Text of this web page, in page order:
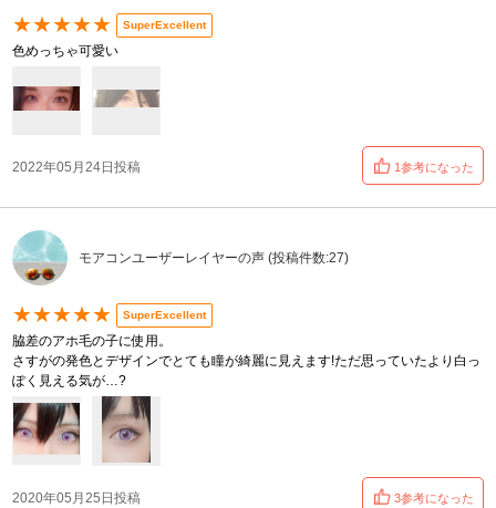
★★★★★ SuperExcellent
色めっちゃ可愛い
2022年05月24日投稿 1参考になった
モアコンユーザーレイヤーの声 (投稿件数:27)
★★★★★ SuperExcellent
脇差のアホ毛の子に使用。
さすがの発色とデザインでとても瞳が綺麗に見えます!ただ思っていたより白っ
ぽく見える気が…?
2020年05月25日投稿 3参考になった